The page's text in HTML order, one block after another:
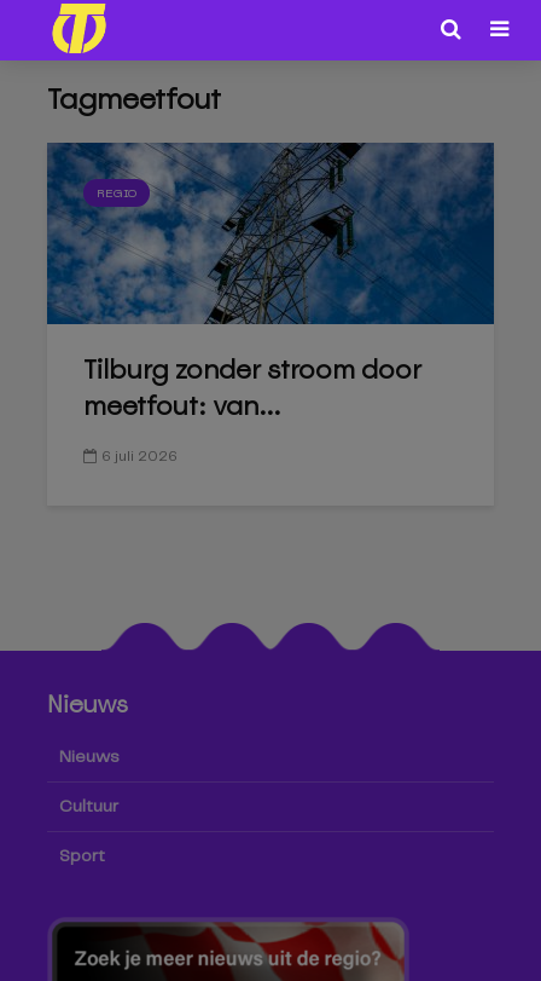
Tagmeetfout
REGIO
Tilburg zonder stroom door
meetfout: van...
6 juli 2026
Nieuws
Nieuws
Cultuur
Sport